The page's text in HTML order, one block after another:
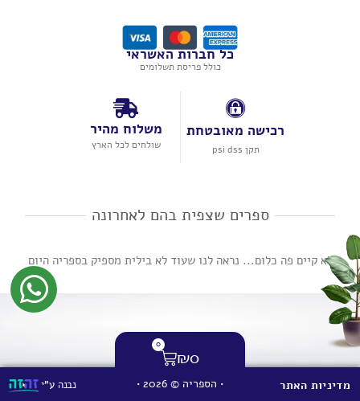
כל חברות האשראי
כולל פריסת תשלומים
רכישה מאובטחת
תקן psi dss
משלוח מהיר
שולחים לכל הארץ
ספרים שצפית בהם לאחרונה
לא קיים פה כלום... נראה לנו שעוד לא בילית מספיק בספריה היום
מדיניות האתר
₪0
0
• הספריה © 2026 • נבנה ע"י